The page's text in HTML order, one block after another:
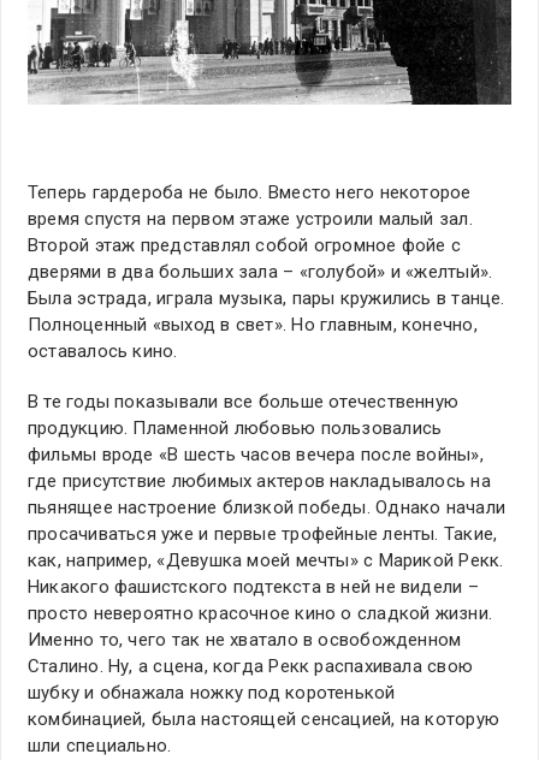
Теперь гардероба не было. Вместо него некоторое
время спустя на первом этаже устроили малый зал.
Второй этаж представлял собой огромное фойе с
дверями в два больших зала – «голубой» и «желтый».
Была эстрада, играла музыка, пары кружились в танце.
Полноценный «выход в свет». Но главным, конечно,
оставалось кино.
В те годы показывали все больше отечественную
продукцию. Пламенной любовью пользовались
фильмы вроде «В шесть часов вечера после войны»,
где присутствие любимых актеров накладывалось на
пьянящее настроение близкой победы. Однако начали
просачиваться уже и первые трофейные ленты. Такие,
как, например, «Девушка моей мечты» с Марикой Рекк.
Никакого фашистского подтекста в ней не видели –
просто невероятно красочное кино о сладкой жизни.
Именно то, чего так не хватало в освобожденном
Сталино. Ну, а сцена, когда Рекк распахивала свою
шубку и обнажала ножку под коротенькой
комбинацией, была настоящей сенсацией, на которую
шли специально.